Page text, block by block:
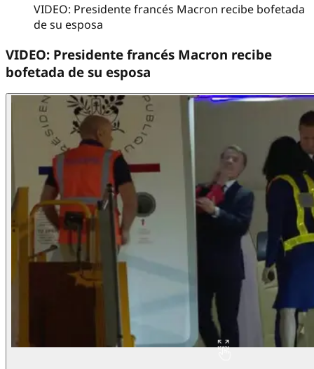
VIDEO: Presidente francés Macron recibe bofetada
de su esposa
VIDEO: Presidente francés Macron recibe
bofetada de su esposa